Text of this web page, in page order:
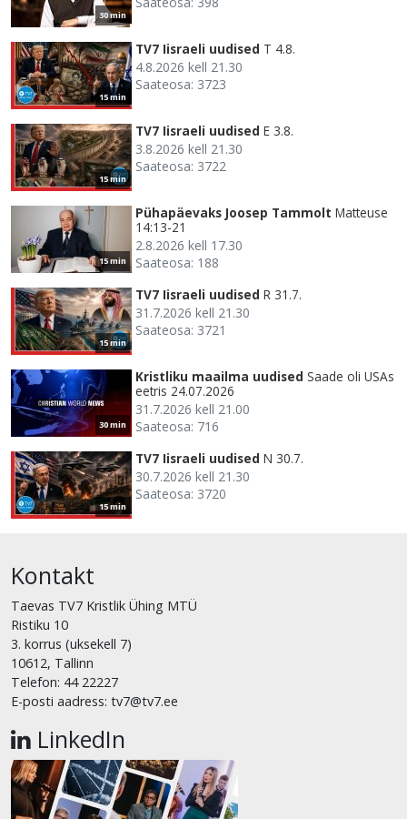
30 min
15 min
TV7 Iisraeli uudised T 4.8.
4.8.2026 kell 21.30
Saateosa: 3723
15 min
TV7 Iisraeli uudised E 3.8.
3.8.2026 kell 21.30
Saateosa: 3722
15 min
Pühapäevaks Joosep Tammolt Matteuse
14:13-21
2.8.2026 kell 17.30
Saateosa: 188
15 min
TV7 Iisraeli uudised R 31.7.
31.7.2026 kell 21.30
Saateosa: 3721
30 min
Kristliku maailma uudised Saade oli USAs
eetris 24.07.2026
31.7.2026 kell 21.00
Saateosa: 716
15 min
TV7 Iisraeli uudised N 30.7.
30.7.2026 kell 21.30
Saateosa: 3720
Kontakt
Taevas TV7 Kristlik Ühing MTÜ
Ristiku 10
3. korrus (uksekell 7)
10612, Tallinn
Telefon: 44 22227
E-posti aadress: tv7@tv7.ee
LinkedIn